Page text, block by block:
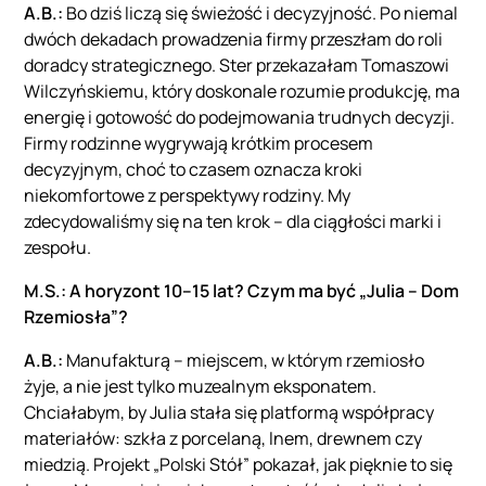
A.B.: Bo dziś liczą się świeżość i decyzyjność. Po niemal
dwóch dekadach prowadzenia firmy przeszłam do roli
doradcy strategicznego. Ster przekazałam Tomaszowi
Wilczyńskiemu, który doskonale rozumie produkcję, ma
energię i gotowość do podejmowania trudnych decyzji.
Firmy rodzinne wygrywają krótkim procesem
decyzyjnym, choć to czasem oznacza kroki
niekomfortowe z perspektywy rodziny. My
zdecydowaliśmy się na ten krok – dla ciągłości marki i
zespołu.
M.S.: A horyzont 10–15 lat? Czym ma być „Julia – Dom
Rzemiosła”?
A.B.: Manufakturą – miejscem, w którym rzemiosło
żyje, a nie jest tylko muzealnym eksponatem.
Chciałabym, by Julia stała się platformą współpracy
materiałów: szkła z porcelaną, lnem, drewnem czy
miedzią. Projekt „Polski Stół” pokazał, jak pięknie to się